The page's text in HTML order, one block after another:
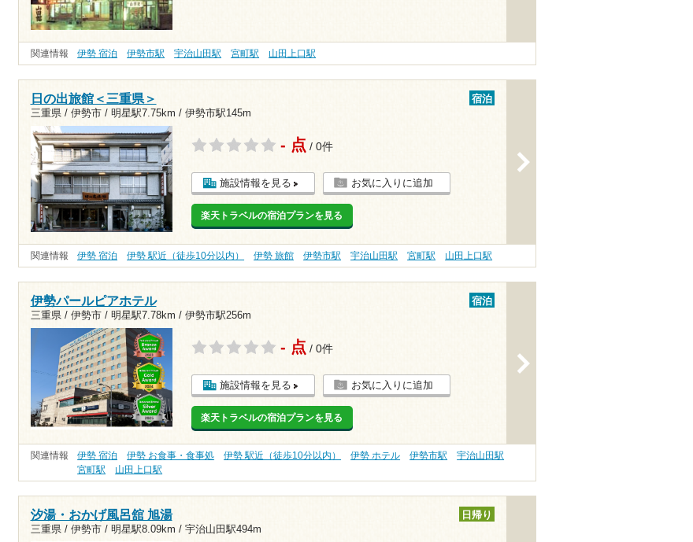
関連情報 伊勢 宿泊 伊勢市駅 宇治山田駅 宮町駅 山田上口駅
日の出旅館＜三重県＞
三重県 / 伊勢市 / 明星駅7.75km / 伊勢市駅145m
宿泊
- 点 / 0件
施設情報を見る お気に入りに追加
楽天トラベルの宿泊プランを見る
関連情報 伊勢 宿泊 伊勢 駅近（徒歩10分以内） 伊勢 旅館 伊勢市駅 宇治山田駅 宮町駅 山田上口駅
伊勢パールピアホテル
三重県 / 伊勢市 / 明星駅7.78km / 伊勢市駅256m
宿泊
- 点 / 0件
施設情報を見る お気に入りに追加
楽天トラベルの宿泊プランを見る
関連情報 伊勢 宿泊 伊勢 お食事・食事処 伊勢 駅近（徒歩10分以内） 伊勢 ホテル 伊勢市駅
宇治山田駅
宮町駅
山田上口駅
汐湯・おかげ風呂舘 旭湯
三重県 / 伊勢市 / 明星駅8.09km / 宇治山田駅494m
日帰り